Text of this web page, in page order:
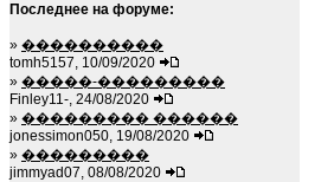
Последнее на форуме:
» ����������
tomh5157, 10/09/2020
» �����-���������
Finley11-, 24/08/2020
» ��������� ������
jonessimon050, 19/08/2020
» ���������
jimmyad07, 08/08/2020